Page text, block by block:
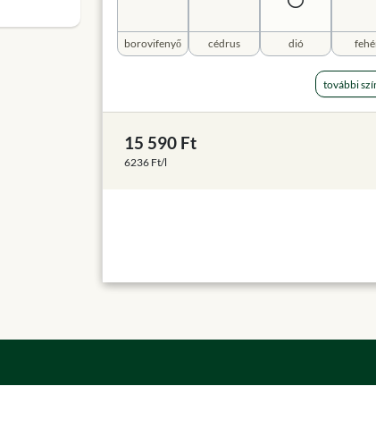
borovifenyő cédrus dió
további
15 590 Ft
6236 Ft/l